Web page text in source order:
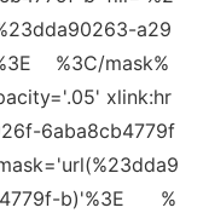
a29
%3C/mask%
'.05' xlink:hr
6aba8cb4779f
'url(%23dda9
b)'%3E %